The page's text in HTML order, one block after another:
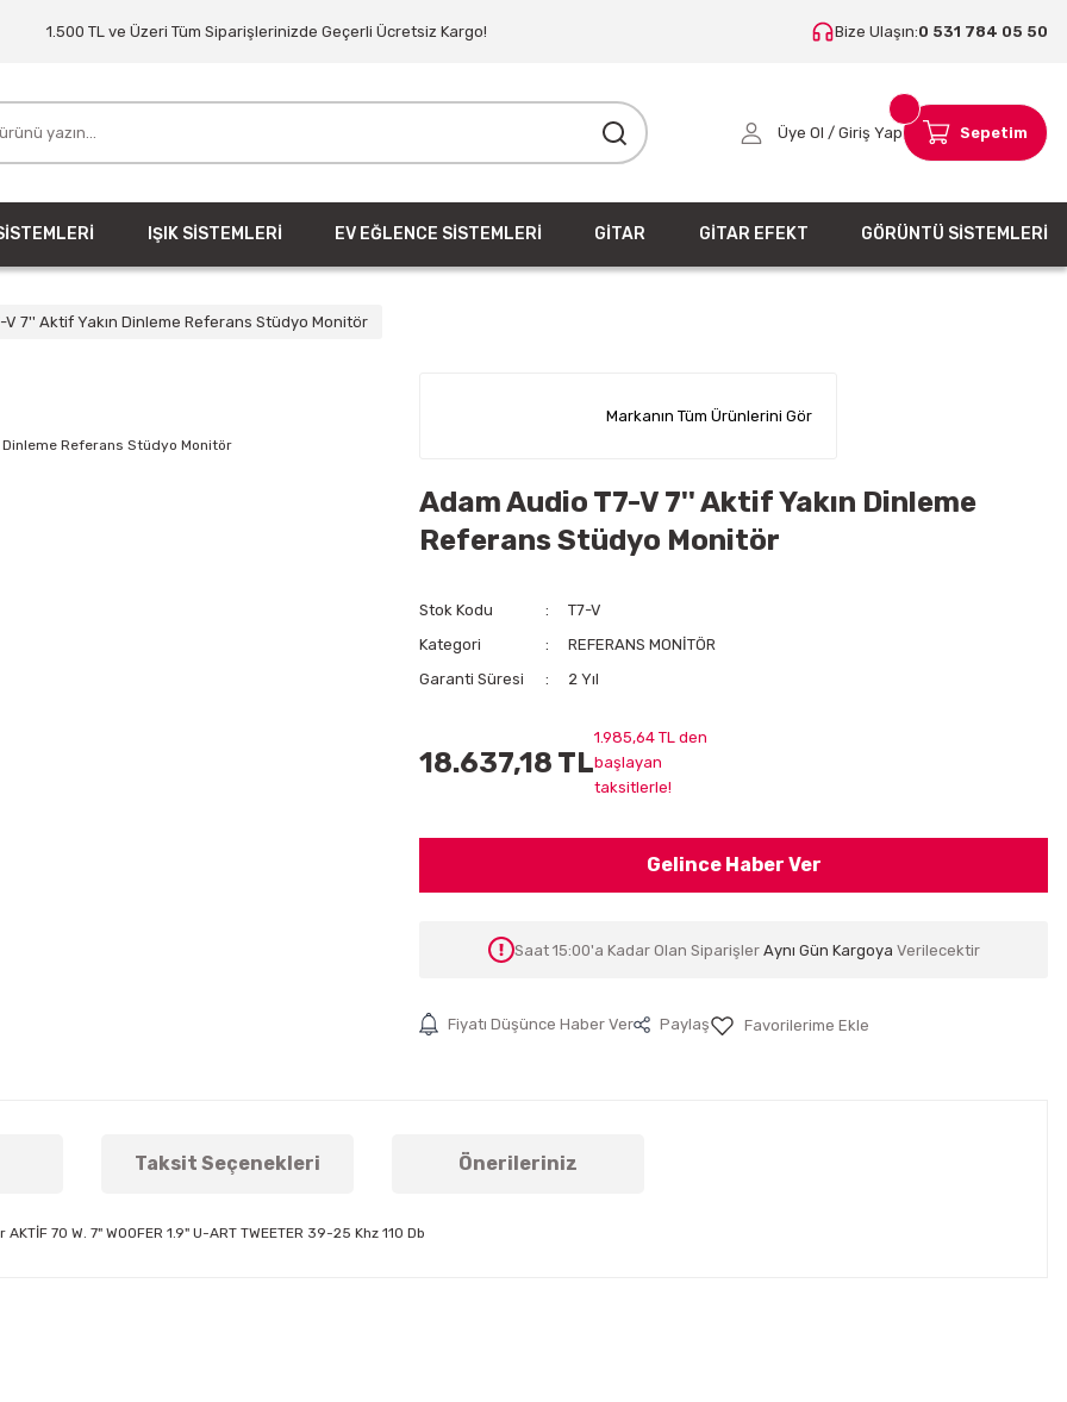
1.500 TL ve Üzeri Tüm Siparişlerinizde Geçerli Ücretsiz Kargo! Bize Ulaşın:0 531 784 05 50
Üye Ol / Giriş Yap Sepetim
IŞIK SİSTEMLERİ EV EĞLENCE SİSTEMLERİ GİTAR GİTAR EFEKT GÖRÜNTÜ SİSTEMLERİ
V 7'' Aktif Yakın Dinleme Referans Stüdyo Monitör
Markanın Tüm Ürünlerini Gör
Adam Audio T7-V 7'' Aktif Yakın Dinleme
Referans Stüdyo Monitör
Stok Kodu
T7-V
Kategori
REFERANS MONİTÖR
Garanti Süresi
2 Yıl
18.637,18 TL
1.985,64 TL den
başlayan
taksitlerle!
Gelince Haber Ver
Saat 15:00'a Kadar Olan Siparişler Aynı Gün Kargoya Verilecektir
Fiyatı Düşünce Haber Ver Paylaş
Taksit Seçenekleri Önerileriniz
70 W. 7" WOOFER 1.9" U-ART TWEETER 39-25 Khz 110 Db